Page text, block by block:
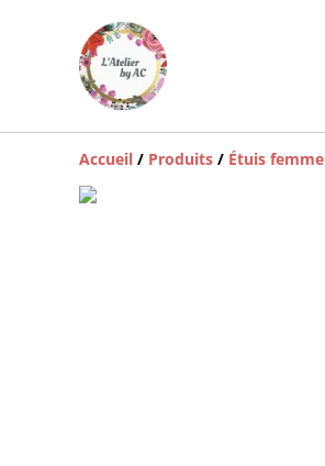
Accueil / Produits / Étuis femme